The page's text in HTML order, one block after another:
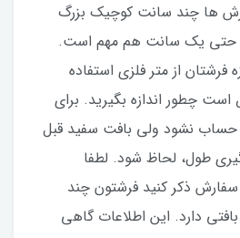
ها چند سانت کوچیک بزرگ
حتی یک سانت هم مهم است.
از متر فلزی استفاده
چطور اندازه بگیرید. برای
حساب نشود ولی بافت سفید قبل
گیری طول، لحاظ شود. لطفا
ذکر کنید فرشتون چند
دارد. این اطلاعات گاهی